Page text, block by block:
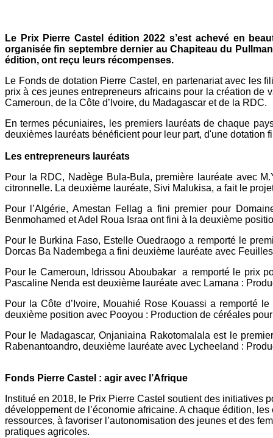
Le Prix Pierre Castel édition 2022 s’est achevé en
organisée fin septembre dernier au Chapiteau du
édition, ont reçu leurs récompenses.
Le Fonds de dotation Pierre Castel, en partenariat avec les
prix à ces jeunes entrepreneurs africains pour la création de
Cameroun, de la Côte d’Ivoire, du Madagascar et de la RDC.
En termes pécuniaires, les premiers lauréats de chaque
deuxièmes lauréats bénéficient pour leur part, d'une
Les entrepreneurs lauréats
Pour la RDC, Nadège Bula-Bula, première lauréate avec
citronnelle. La deuxième lauréate, Sivi Malukisa, a fait le
Pour l’Algérie, Amestan Fellag a fini premier pour
Benmohamed et Adel Roua Israa ont fini à la deuxième
Pour le Burkina Faso, Estelle Ouedraogo a remporté le
Dorcas Ba Nadembega a fini deuxième lauréate avec
Pour le Cameroun, Idrissou Aboubakar a remporté le prix
Pascaline Nenda est deuxième lauréate avec Lamana :
Pour la Côte d’Ivoire, Mouahié Rose Kouassi a remporté
deuxième position avec Pooyou : Production de céréales
Pour le Madagascar, Onjaniaina Rakotomalala est le
Rabenantoandro, deuxième lauréate avec Lycheeland :
Fonds Pierre Castel : agir avec l’Afrique
Institué en 2018, le Prix Pierre Castel soutient des initiatives
développement de l’économie africaine. A chaque édition,
ressources, à favoriser l’autonomisation des jeunes et des
pratiques agricoles.